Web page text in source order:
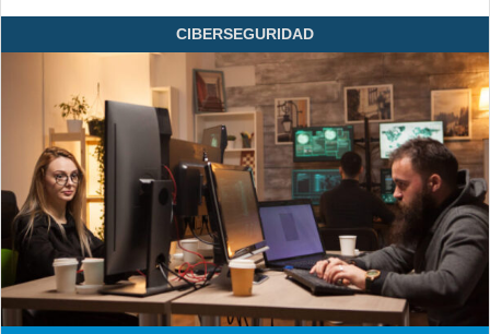
CIBERSEGURIDAD